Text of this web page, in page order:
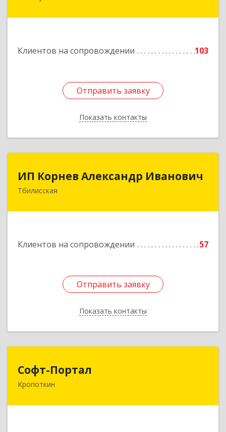
Клиентов на сопровождении 103
Отправить заявку
Показать контакты
Отправить заявку
Назад
ИП Корнев Александр Иванович
Тбилисская
Клиентов на сопровождении 57
Отправить заявку
Показать контакты
352360, Краснодарский край, Тбилисский р-н,
Отправить заявку
Назад
Софт-Портал
Кропоткин
352395, Краснодарский край, Кавказский р-н,